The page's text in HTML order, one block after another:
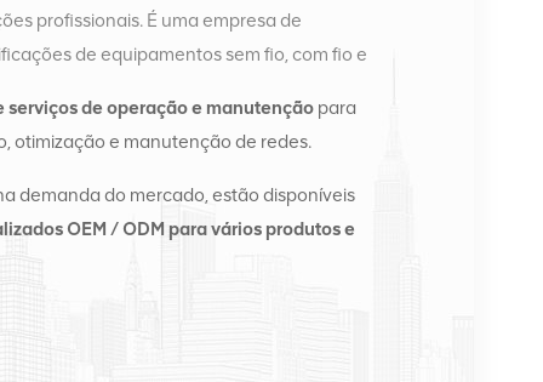
profissionais. É uma empresa de
de equipamentos sem fio, com fio e
e Hong Kong. Em 2016, montamos uma sede
China. Com sede na China, realizamos
Asiático, Europa, Estados Unidos, África e
e fornecemos às principais operadoras regionais
de equipamentos e serviços de manutenção
serviços de operação e manutençãopara
otimização e manutenção de redes.
demanda do mercado, estão disponíveis
OEM / ODM para vários produtos e